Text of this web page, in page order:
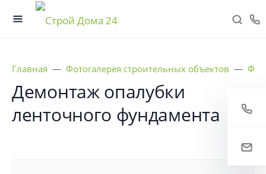
Главная Фотогалерея строительных объектов
Демонтаж опалубки
ленточного фундамента